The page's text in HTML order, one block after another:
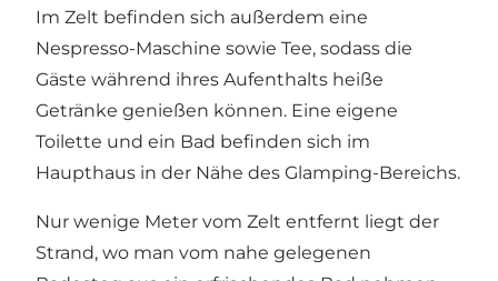
Im Zelt befinden sich außerdem eine
Nespresso-Maschine sowie Tee, sodass die
Gäste während ihres Aufenthalts heiße
Getränke genießen können. Eine eigene
Toilette und ein Bad befinden sich im
Haupthaus in der Nähe des Glamping-Bereichs.
Nur wenige Meter vom Zelt entfernt liegt der
Strand, wo man vom nahe gelegenen